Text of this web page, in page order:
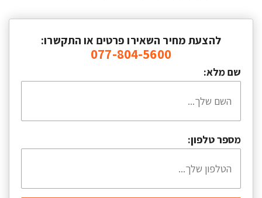
להצעת מחיר השאירו פרטים או התקשרו:
077-804-5600
שם מלא:
מספר טלפון: